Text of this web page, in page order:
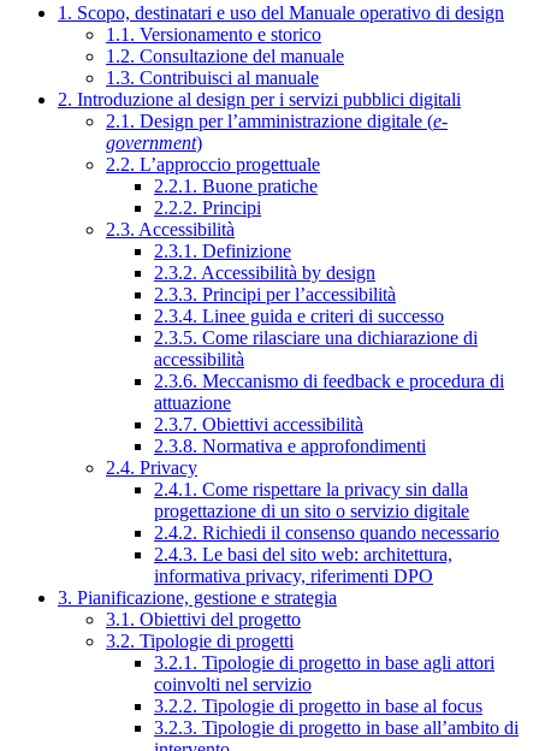
1. Scopo, destinatari e uso del Manuale operativo di design
1.1. Versionamento e storico
1.2. Consultazione del manuale
1.3. Contribuisci al manuale
2. Introduzione al design per i servizi pubblici digitali
2.1. Design per l’amministrazione digitale (e-
government)
2.2. L’approccio progettuale
2.2.1. Buone pratiche
2.2.2. Principi
2.3. Accessibilità
2.3.1. Definizione
2.3.2. Accessibilità by design
2.3.3. Principi per l’accessibilità
2.3.4. Linee guida e criteri di successo
2.3.5. Come rilasciare una dichiarazione di
accessibilità
2.3.6. Meccanismo di feedback e procedura di
attuazione
2.3.7. Obiettivi accessibilità
2.3.8. Normativa e approfondimenti
2.4. Privacy
2.4.1. Come rispettare la privacy sin dalla
progettazione di un sito o servizio digitale
2.4.2. Richiedi il consenso quando necessario
2.4.3. Le basi del sito web: architettura,
informativa privacy, riferimenti DPO
3. Pianificazione, gestione e strategia
3.1. Obiettivi del progetto
3.2. Tipologie di progetti
3.2.1. Tipologie di progetto in base agli attori
coinvolti nel servizio
3.2.2. Tipologie di progetto in base al focus
3.2.3. Tipologie di progetto in base all’ambito di